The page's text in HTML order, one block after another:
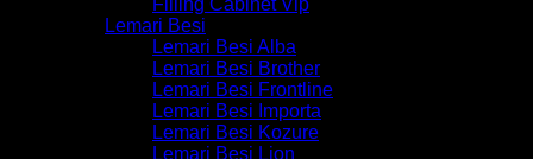
Lemari Besi
Lemari Besi Alba
Lemari Besi Brother
Lemari Besi Frontline
Lemari Besi Importa
Lemari Besi Kozure
Lemari Besi Lion